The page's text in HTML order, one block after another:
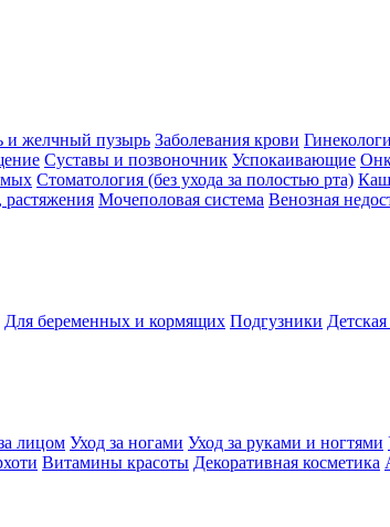
и желчный пузырь Заболевания крови
Суставы и позвоночник Успокаивающие
Стоматология (без ухода за полостью рта)
Мочеполовая система Венозная
Для беременных и кормящих Подгузники
лицом Уход за ногами Уход за руками и ногтями
Витамины красоты Декоративная косметика